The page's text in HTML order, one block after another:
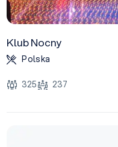
Klub Nocny
Polska
325 237